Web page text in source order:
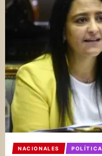
NACIONALES POLÍTICA